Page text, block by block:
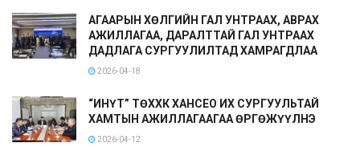
АГААРЫН ХӨЛГИЙН ГАЛ УНТРААХ, АВРАХ
АЖИЛЛАГАА, ДАРАЛТТАЙ ГАЛ УНТРААХ
ДАДЛАГА СУРГУУЛИЛТАД ХАМРАГДЛАА
2026-04-18
“ИНҮТ” ТӨХХК ХАНСЕО ИХ СУРГУУЛЬТАЙ
ХАМТЫН АЖИЛЛАГААГАА ӨРГӨЖҮҮЛНЭ
2026-04-12